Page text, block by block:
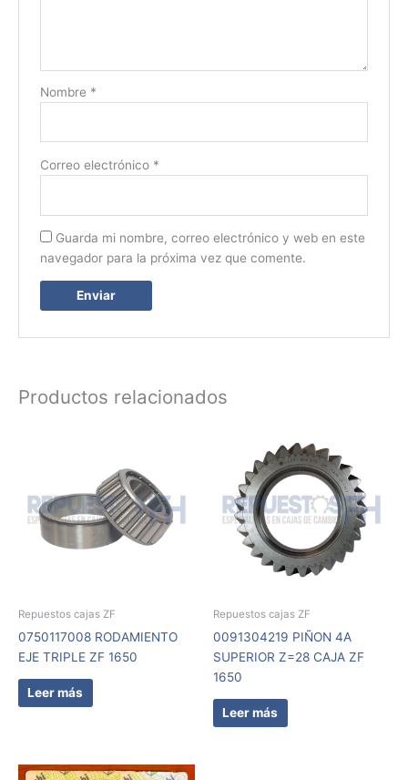
Nombre *
Correo electrónico *
Guarda mi nombre, correo electrónico y web en este
navegador para la próxima vez que comente.
Productos relacionados
Repuestos cajas ZF
0750117008 RODAMIENTO
EJE TRIPLE ZF 1650
Leer más
Repuestos cajas ZF
0091304219 PIÑON 4A
SUPERIOR Z=28 CAJA ZF
1650
Leer más